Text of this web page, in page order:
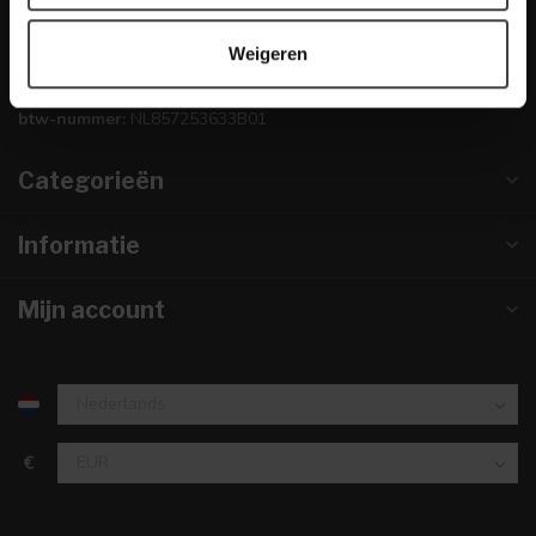
Weigeren
KVK nummer:67984495
btw-nummer: NL857253633B01
Categorieën
Informatie
Mijn account
€